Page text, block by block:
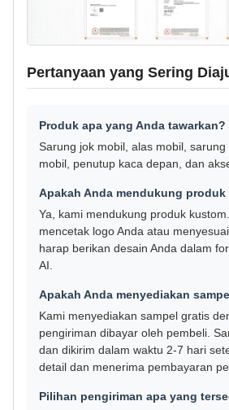
Pertanyaan yang Sering
Produk apa yang Anda tawarkan?
Sarung jok mobil, alas mobil,
mobil, penutup kaca depan, dan
Apakah Anda mendukung produk
Ya, kami mendukung produk
mencetak logo Anda atau
harap berikan desain Anda dalam
AI.
Apakah Anda menyediakan
Kami menyediakan sampel gratis
pengiriman dibayar oleh pembeli.
dan dikirim dalam waktu 2-7 hari
detail dan menerima pembayaran
Pilihan pengiriman apa yang